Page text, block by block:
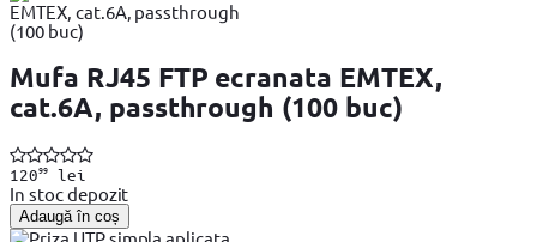
Mufa RJ45 FTP ecranata EMTEX,
cat.6A, passthrough (100 buc)
12099lei
In stoc depozit
Adaugă în coș